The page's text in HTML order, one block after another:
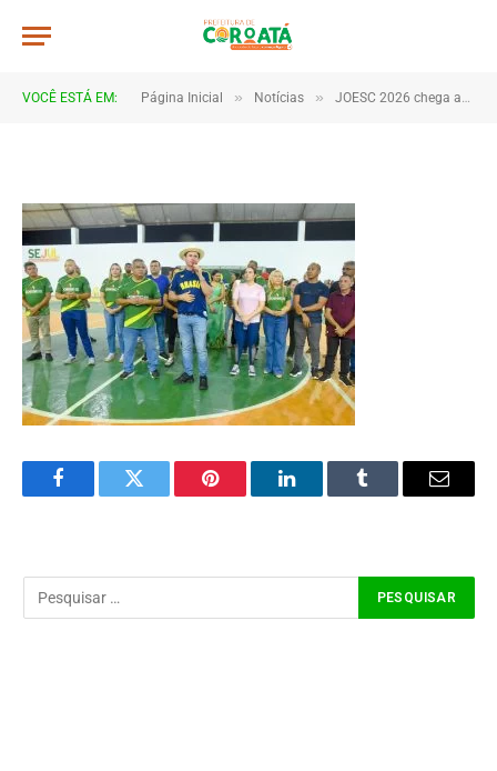
VOCÊ ESTÁ EM: Página Inicial » Notícias » JOESC 2026 chega ao fim após dias de emoção, talento e espírito esportivo em Coroatá
JWR_3670
FacebookTwitter Pinterest LinkedInTumblr Email